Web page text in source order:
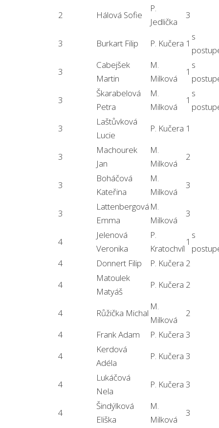
2 Hálová Sofie
P.
Jedlička
3
3 Burkart Filip P. Kučera 1
s
3
Cabejšek
Martin
M.
Milková
1
s
3
Škarabelová
Petra
M.
Milková
1
s
3
Laštůvková
Lucie
P. Kučera 1
3
Machourek
Jan
M.
Milková
2
3
Boháčová
Kateřina
M.
Milková
3
3
Lattenbergová
Emma
M.
Milková
3
4
Jelenová
Veronika
P.
Kratochvíl
1
s
4
Donnert Filip P. Kučera 2
4
Matoulek
Matyáš
P. Kučera 2
4 Růžička Michal
M.
Milková
2
4
Frank Adam P. Kučera 3
4
Kerdová
Adéla
P. Kučera 3
4
Lukáčová
Nela
P. Kučera 3
4
Šindýlková
Eliška
M.
Milková
3